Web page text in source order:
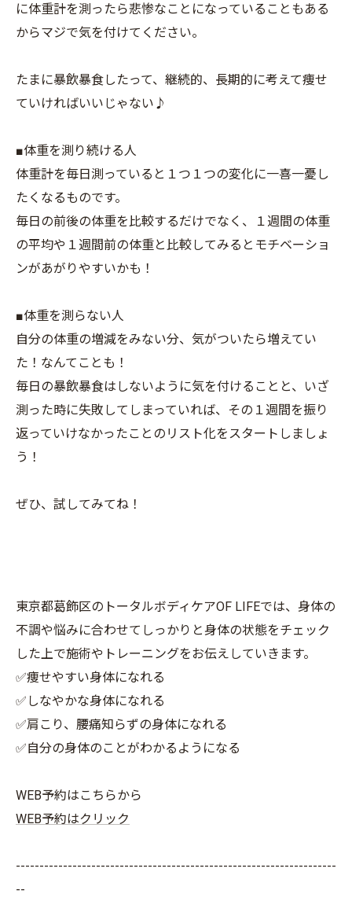
に体重計を測ったら悲惨なことになっていることもある
からマジで気を付けてください。
たまに暴飲暴食したって、継続的、長期的に考えて痩せ
ていければいいじゃない♪
■体重を測り続ける人
体重計を毎日測っていると１つ１つの変化に一喜一憂し
たくなるものです。
毎日の前後の体重を比較するだけでなく、１週間の体重
の平均や１週間前の体重と比較してみるとモチベーショ
ンがあがりやすいかも！
■体重を測らない人
自分の体重の増減をみない分、気がついたら増えてい
た！なんてことも！
毎日の暴飲暴食はしないように気を付けることと、いざ
測った時に失敗してしまっていれば、その１週間を振り
返っていけなかったことのリスト化をスタートしましょ
う！
ぜひ、試してみてね！
東京都葛飾区のトータルボディケアOF LIFEでは、身体の
不調や悩みに合わせてしっかりと身体の状態をチェック
した上で施術やトレーニングをお伝えしていきます。
✅痩せやすい身体になれる
✅しなやかな身体になれる
✅肩こり、腰痛知らずの身体になれる
✅自分の身体のことがわかるようになる
WEB予約はこちらから
WEB予約はクリック
--------------------------------------------------------------------
--